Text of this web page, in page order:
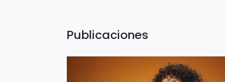
Publicaciones